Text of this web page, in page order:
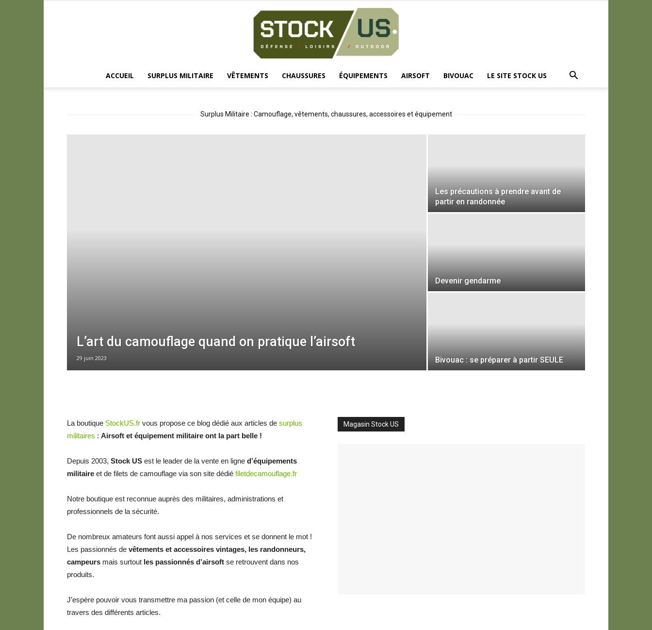
ACCUEIL SURPLUS MILITAIRE VÊTEMENTS CHAUSSURES ÉQUIPEMENTS AIRSOFT BIVOUAC LE SITE STOCK US
Surplus Militaire : Camouflage, vêtements, chaussures, accessoires et équipement
L’art du camouflage quand on pratique l’airsoft
29 juin 2023
Les précautions à prendre avant de
partir en randonnée
Devenir gendarme
Bivouac : se préparer à partir SEULE
La boutique StockUS.fr vous propose ce blog dédié aux articles de surplus
militaires : Airsoft et équipement militaire ont la part belle !
Depuis 2003, Stock US est le leader de la vente en ligne d’équipements
militaire et de filets de camouflage via son site dédié filetdecamouflage.fr
Notre boutique est reconnue auprès des militaires, administrations et
professionnels de la sécurité.
De nombreux amateurs font aussi appel à nos services et se donnent le mot !
Les passionnés de vêtements et accessoires vintages, les randonneurs,
campeurs mais surtout les passionnés d’airsoft se retrouvent dans nos
produits.
J’espère pouvoir vous transmettre ma passion (et celle de mon équipe) au
travers des différents articles.
Magasin Stock US